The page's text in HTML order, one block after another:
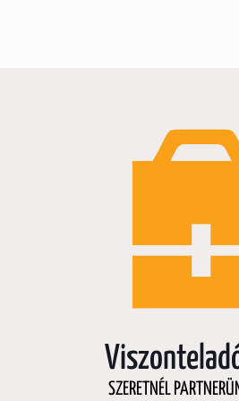
SZERETNÉL